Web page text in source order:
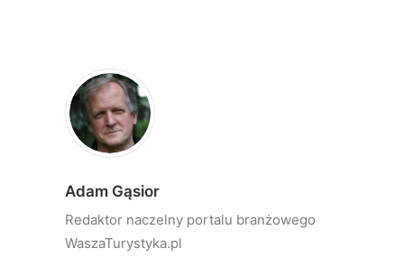
Adam Gąsior
Redaktor naczelny portalu branżowego
WaszaTurystyka.pl